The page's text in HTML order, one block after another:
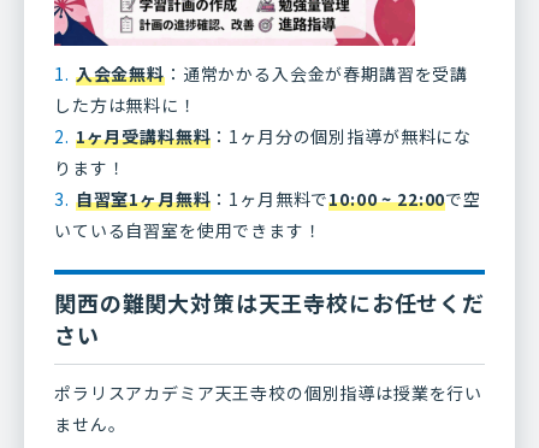
入会金無料：通常かかる入会金が春期講習を受講
した方は無料に！
1ヶ月受講料無料 ：1ヶ月分の個別指導が無料にな
ります！
自習室1ヶ月無料 ：1ヶ月無料で10:00 ~ 22:00で空
いている自習室を使用できます！
関西の難関大対策は天王寺校にお任せくだ
さい
ポラリスアカデミア天王寺校の個別指導は授業を行い
ません。